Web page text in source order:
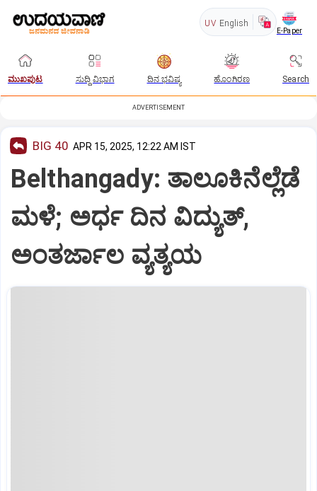
UV English
E-Paper
ಮುಖಪುಟ ಸುದ್ದಿ ವಿಭಾಗ ದಿನ ಭವಿಷ್ಯ ಹೊಂಗಿರಣ Search
ADVERTISEMENT
BIG 40 APR 15, 2025, 12:22 AM IST
Belthangady: ತಾಲೂಕಿನೆಲ್ಲೆಡೆ
ಮಳೆ; ಅರ್ಧ ದಿನ ವಿದ್ಯುತ್‌,
ಅಂತರ್ಜಾಲ ವ್ಯತ್ಯಯ